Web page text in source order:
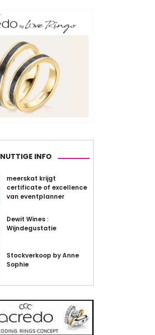
NUTTIGE INFO
meerskat krijgt
certificate of excellence
van eventplanner
Dewit Wines :
Wijndegustatie
Stockverkoop by Anne
Sophie